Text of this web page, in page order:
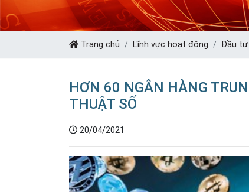
Trang chủ Lĩnh vực hoạt động Đầu tư
HƠN 60 NGÂN HÀNG
THUẬT SỐ
20/04/2021